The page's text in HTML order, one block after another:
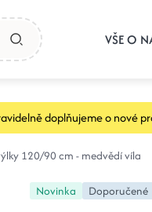
VŠE O
doplňujeme o nové
120/90 cm - medvědí víla
Novinka Doporučené